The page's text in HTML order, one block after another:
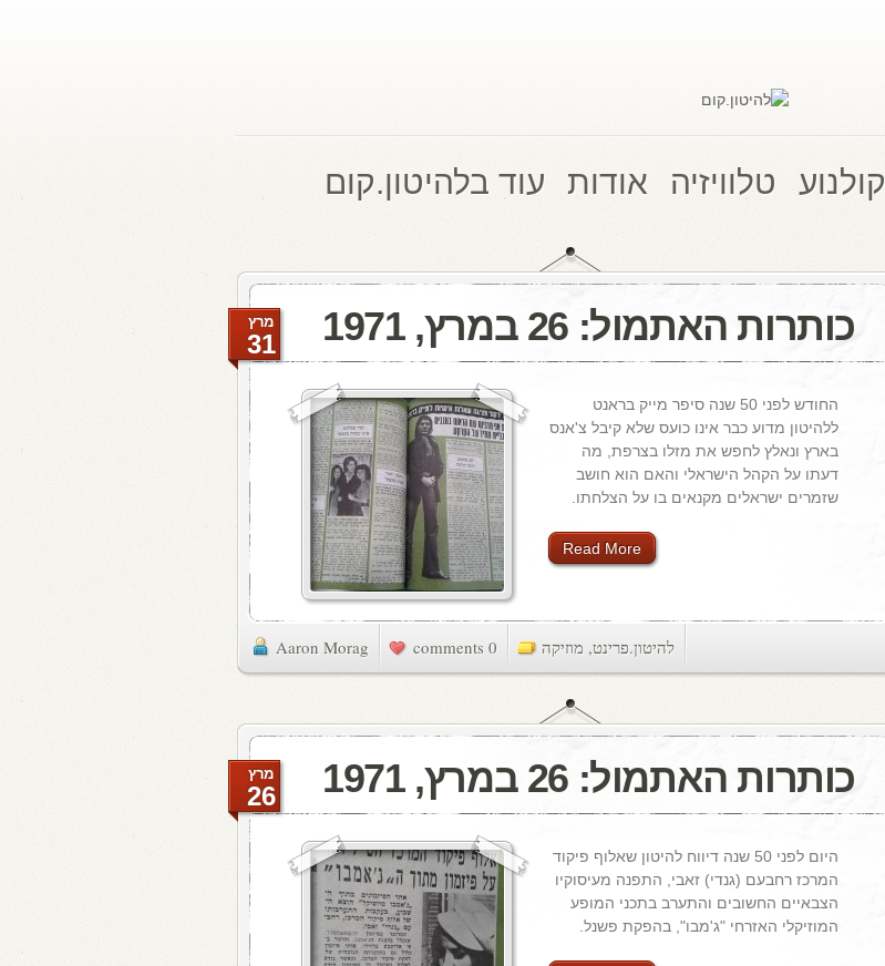
קולנוע טלוויזיה אודות עוד בלהיטון.קום
כותרות האתמול: 26 במרץ, 1971 מרץ
31
החודש לפני 50 שנה סיפר מייק בראנט
ללהיטון מדוע כבר אינו כועס שלא קיבל צ'אנס
בארץ ונאלץ לחפש את מזלו בצרפת, מה
דעתו על הקהל הישראלי והאם הוא חושב
שזמרים ישראלים מקנאים בו על הצלחתו.
Read More
Aaron Morag 0 comments להיטון.פרינט, מוזיקה
כותרות האתמול: 26 במרץ, 1971 מרץ
26
היום לפני 50 שנה דיווח להיטון שאלוף פיקוד
המרכז רחבעם (גנדי) זאבי, התפנה מעיסוקיו
הצבאיים החשובים והתערב בתכני המופע
המוזיקלי האזרחי "ג'מבו", בהפקת פשנל.